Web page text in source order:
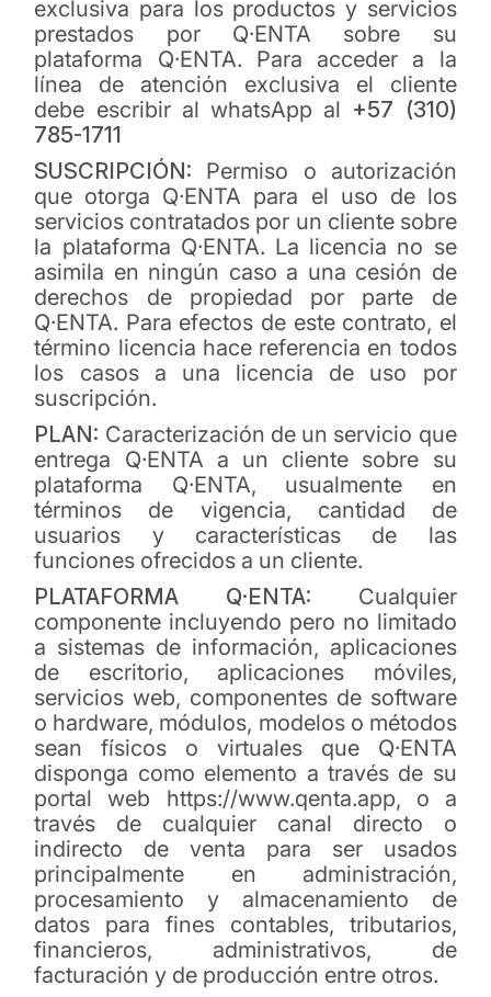
exclusiva para los productos y servicios
prestados por Q·ENTA sobre su
plataforma Q·ENTA. Para acceder a la
línea de atención exclusiva el cliente
debe escribir al whatsApp al +57 (310)
785-1711
SUSCRIPCIÓN: Permiso o autorización
que otorga Q·ENTA para el uso de los
servicios contratados por un cliente sobre
la plataforma Q·ENTA. La licencia no se
asimila en ningún caso a una cesión de
derechos de propiedad por parte de
Q·ENTA. Para efectos de este contrato, el
término licencia hace referencia en todos
los casos a una licencia de uso por
suscripción.
PLAN: Caracterización de un servicio que
entrega Q·ENTA a un cliente sobre su
plataforma Q·ENTA, usualmente en
términos de vigencia, cantidad de
usuarios y características de las
funciones ofrecidos a un cliente.
PLATAFORMA Q·ENTA: Cualquier
componente incluyendo pero no limitado
a sistemas de información, aplicaciones
de escritorio, aplicaciones móviles,
servicios web, componentes de software
o hardware, módulos, modelos o métodos
sean físicos o virtuales que Q·ENTA
disponga como elemento a través de su
portal web https://www.qenta.app, o a
través de cualquier canal directo o
indirecto de venta para ser usados
principalmente en administración,
procesamiento y almacenamiento de
datos para fines contables, tributarios,
financieros, administrativos, de
facturación y de producción entre otros.